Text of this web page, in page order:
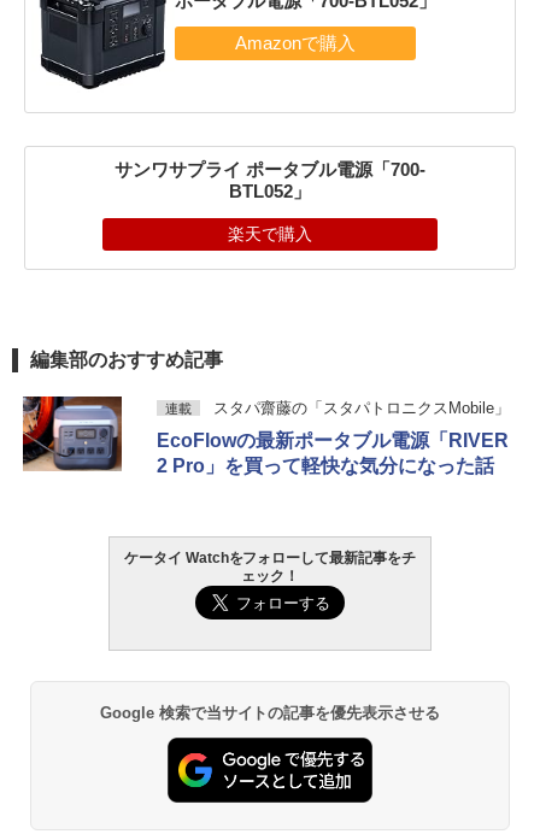
サンワサプライ ポータブル電源「700-
BTL052」
楽天で購入
編集部のおすすめ記事
連載 スタパ齋藤の「スタパトロニクスMobile」
EcoFlowの最新ポータブル電源「RIVER
2 Pro」を買って軽快な気分になった話
ケータイ Watchをフォローして最新記事をチ
ェック！
Google 検索で当サイトの記事を優先表示させる